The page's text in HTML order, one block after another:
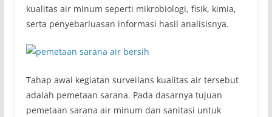
kualitas air minum seperti mikrobiologi, fisik, kimia,
serta penyebarluasan informasi hasil analisisnya.
Tahap awal kegiatan surveilans kualitas air tersebut
adalah pemetaan sarana. Pada dasarnya tujuan
pemetaan sarana air minum dan sanitasi untuk